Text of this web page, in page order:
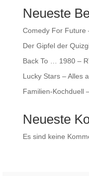
Neueste
Comedy For Future
Der Gipfel der
Back To … 1980 –
Lucky Stars – Alles
Familien-Kochduell
Neueste
Es sind keine